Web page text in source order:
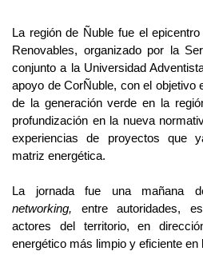
La región de Ñuble fue el
Renovables, organizado por la
conjunto a la Universidad
apoyo de CorÑuble, con el objetivo
de la generación verde en la
profundización en la nueva
experiencias de proyectos que
matriz energética.
La jornada fue una mañana
networking, entre autoridades,
actores del territorio, en
energético más limpio y eficiente en